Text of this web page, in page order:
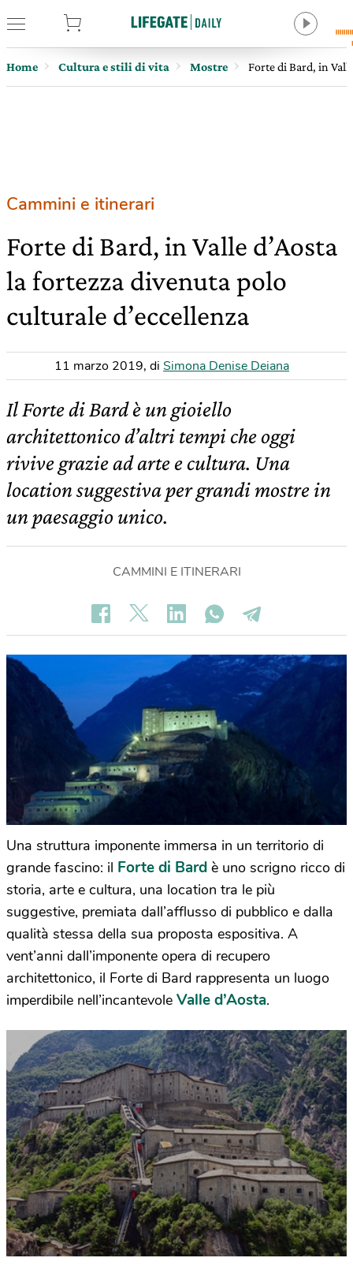
Home Cultura e stili di vita Mostre Forte di Bard, in
Cammini e itinerari
Forte di Bard, in Valle d’Aosta
la fortezza divenuta polo
culturale d’eccellenza
11 marzo 2019, di Simona Denise Deiana
Il Forte di Bard è un gioiello
architettonico d’altri tempi che oggi
rivive grazie ad arte e cultura. Una
location suggestiva per grandi mostre in
un paesaggio unico.
CAMMINI E ITINERARI
Una struttura imponente immersa in un territorio di
grande fascino: il Forte di Bard è uno scrigno ricco di
storia, arte e cultura, una location tra le più
suggestive, premiata dall’afflusso di pubblico e dalla
qualità stessa della sua proposta espositiva. A
vent’anni dall’imponente opera di recupero
architettonico, il Forte di Bard rappresenta un luogo
imperdibile nell’incantevole Valle d’Aosta.